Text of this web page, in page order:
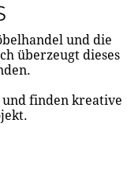
und die
überzeugt dieses
und finden kreative